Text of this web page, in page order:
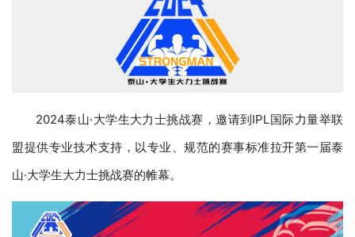
2024泰山·大学生大力士挑战赛，邀请到IPL国际力量举联
盟提供专业技术支持，以专业、规范的赛事标准拉开第一届泰
山·大学生大力士挑战赛的帷幕。